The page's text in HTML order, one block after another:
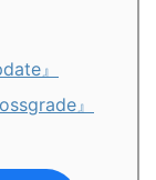
』
』